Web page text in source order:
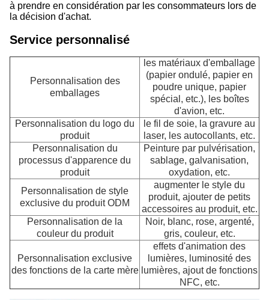
à prendre en considération par les consommateurs lors de
la décision d'achat.
Service personnalisé
Personnalisation des
emballages
les matériaux d'emballage
(papier ondulé, papier en
poudre unique, papier
spécial, etc.), les boîtes
d'avion, etc.
Personnalisation du logo du
produit
le fil de soie, la gravure au
laser, les autocollants, etc.
Personnalisation du
processus d'apparence du
produit
Peinture par pulvérisation,
sablage, galvanisation,
oxydation, etc.
Personnalisation de style
exclusive du produit ODM
augmenter le style du
produit, ajouter de petits
accessoires au produit, etc.
Personnalisation de la
couleur du produit
Noir, blanc, rose, argenté,
gris, couleur, etc.
Personnalisation exclusive
des fonctions de la carte mère
effets d'animation des
lumières, luminosité des
lumières, ajout de fonctions
NFC, etc.